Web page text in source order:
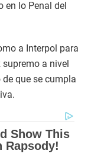
en lo Penal del
a Interpol para
a nivel
que se cumpla